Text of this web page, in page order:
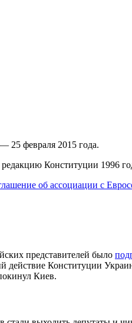
25 февраля 2015 года.
Конституции 1996
об ассоциации с
представителей было
действие Конституции
Киев.